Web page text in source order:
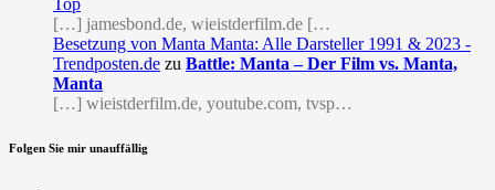
Top
[…] jamesbond.de, wieistderfilm.de […
Besetzung von Manta Manta: Alle Darsteller 1991 & 2023 -
Trendposten.de zu Battle: Manta – Der Film vs. Manta,
Manta
[…] wieistderfilm.de, youtube.com, tvsp…
Folgen Sie mir unauffällig